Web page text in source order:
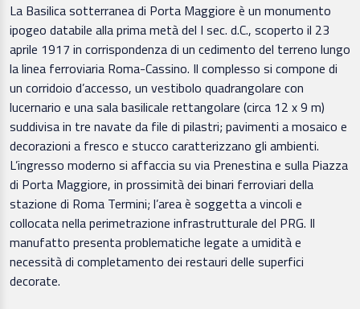
La Basilica sotterranea di Porta Maggiore è un monumento
ipogeo databile alla prima metà del I sec. d.C., scoperto il 23
aprile 1917 in corrispondenza di un cedimento del terreno lungo
la linea ferroviaria Roma-Cassino. Il complesso si compone di
un corridoio d’accesso, un vestibolo quadrangolare con
lucernario e una sala basilicale rettangolare (circa 12 x 9 m)
suddivisa in tre navate da file di pilastri; pavimenti a mosaico e
decorazioni a fresco e stucco caratterizzano gli ambienti.
L’ingresso moderno si affaccia su via Prenestina e sulla Piazza
di Porta Maggiore, in prossimità dei binari ferroviari della
stazione di Roma Termini; l’area è soggetta a vincoli e
collocata nella perimetrazione infrastrutturale del PRG. Il
manufatto presenta problematiche legate a umidità e
necessità di completamento dei restauri delle superfici
decorate.